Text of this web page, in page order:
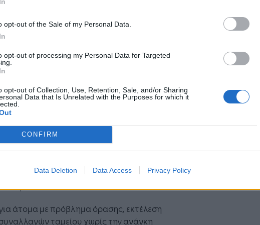
opt-out of the Sale of my Personal Data.
opt-out of processing my Personal Data for Targeted
opt-out of Collection, Use, Retention, Sale, and/or Sharing
Data that Is Unrelated with the Purposes for which it
CONFIRM
Data Deletion Data Access Privacy Policy
ηλεκτρονικών συσκευών (PC & tablet) με στόχο
υπηρεσίες της Τράπεζας (digital
corner)
των παραπάνω, για τις επιχειρήσεις και
επαγγελματίες προσφέρονται:
επιταγών στο «Ταμείο από απόσταση»
καταμέτρηση και κατάθεση
Άμεση καταμέτρηση και κατάθεση κερμάτων
υπηρεσιών για τρεις κατηγορίες
άτομα με πρόβλημα όρασης, εκτέλεση
ταμείου χωρίς την ανάγκη